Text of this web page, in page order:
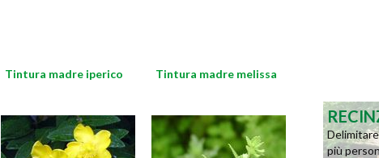
Tintura madre iperico Tintura madre melissa
più